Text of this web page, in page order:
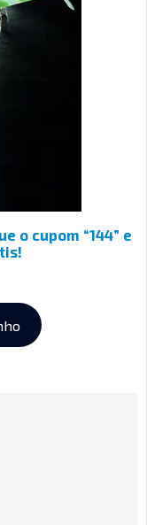
o cupom “144” e